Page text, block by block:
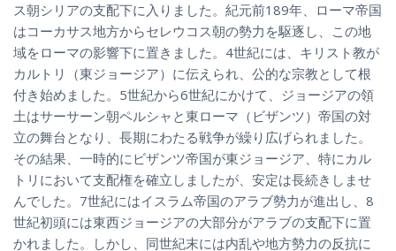
ス朝シリアの支配下に入りました。紀元前189年、ローマ帝国
はコーカサス地方からセレウコス朝の勢力を駆逐し、この地
域をローマの影響下に置きました。4世紀には、キリスト教が
カルトリ（東ジョージア）に伝えられ、公的な宗教として根
付き始めました。5世紀から6世紀にかけて、ジョージアの領
土はサーサーン朝ペルシャと東ローマ（ビザンツ）帝国の対
立の舞台となり、長期にわたる戦争が繰り広げられました。
その結果、一時的にビザンツ帝国が東ジョージア、特にカル
トリにおいて支配権を確立しましたが、安定は長続きしませ
んでした。7世紀にはイスラム帝国のアラブ勢力が進出し、8
世紀初頭には東西ジョージアの大部分がアラブの支配下に置
かれました。しかし、同世紀末には内乱や地方勢力の反抗に